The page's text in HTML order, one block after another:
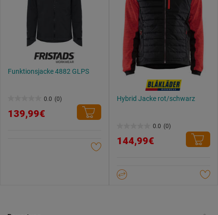
Funktionsjacke 4882 GLPS
0.0 (0)
von
139,99€
Hybrid Jacke rot/schwarz
0.0 (0)
von
144,99€